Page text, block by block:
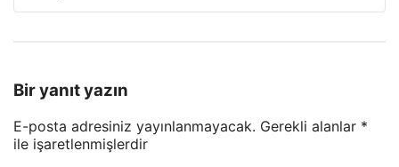
Bir yanıt yazın
E-posta adresiniz yayınlanmayacak. Gerekli alanlar *
ile işaretlenmişlerdir